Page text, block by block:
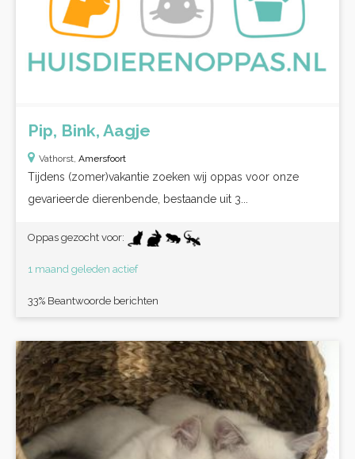
Pip, Bink, Aagje
Vathorst, Amersfoort
Tijdens (zomer)vakantie zoeken wij oppas voor onze
gevarieerde dierenbende, bestaande uit 3...
Oppas gezocht voor:
1 maand geleden actief
33% Beantwoorde berichten